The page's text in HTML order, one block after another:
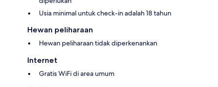
Usia minimal untuk check-in adalah 18 tahun
Hewan peliharaan
Hewan peliharaan tidak diperkenankan
Internet
Gratis WiFi di area umum